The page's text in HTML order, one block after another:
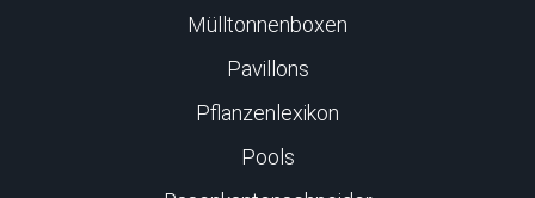
Mülltonnenboxen
Pavillons
Pflanzenlexikon
Pools